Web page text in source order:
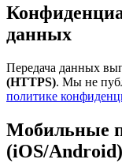
данных
Передача данных
(HTTPS). Мы не
политике
Мобильные
(iOS/Android)